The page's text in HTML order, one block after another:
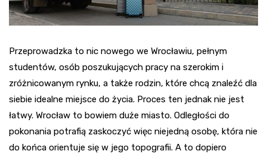
Przeprowadzka to nic nowego we Wrocławiu, pełnym
studentów, osób poszukujących pracy na szerokim i
zróżnicowanym rynku, a także rodzin, które chcą znaleźć dla
siebie idealne miejsce do życia. Proces ten jednak nie jest
łatwy. Wrocław to bowiem duże miasto. Odległości do
pokonania potrafią zaskoczyć więc niejedną osobę, która nie
do końca orientuje się w jego topografii. A to dopiero